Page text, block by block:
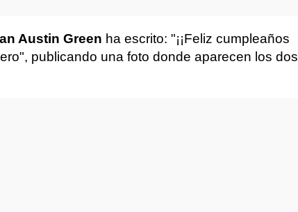
Austin Green ha escrito: "¡¡Feliz cumpleaños
publicando una foto donde aparecen los dos